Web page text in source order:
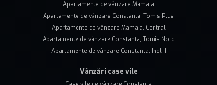
Apartamente de vânzare Mamaia
Apartamente de vânzare Constanta, Tomis Plus
Apartamente de vânzare Mamaia, Central
Apartamente de vânzare Constanta, Tomis Nord
Apartamente de vânzare Constanta, Inel II
Vânzări case vile